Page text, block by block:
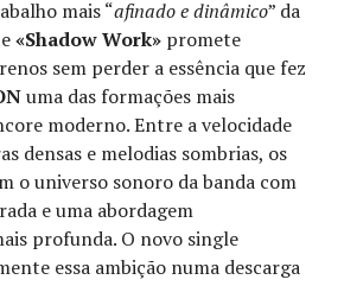
mais “afinado e dinâmico” da
«Shadow Work» promete
sem perder a essência que fez
uma das formações mais
moderno. Entre a velocidade
densas e melodias sombrias, os
o universo sonoro da banda com
e uma abordagem
profunda. O novo single
essa ambição numa descarga